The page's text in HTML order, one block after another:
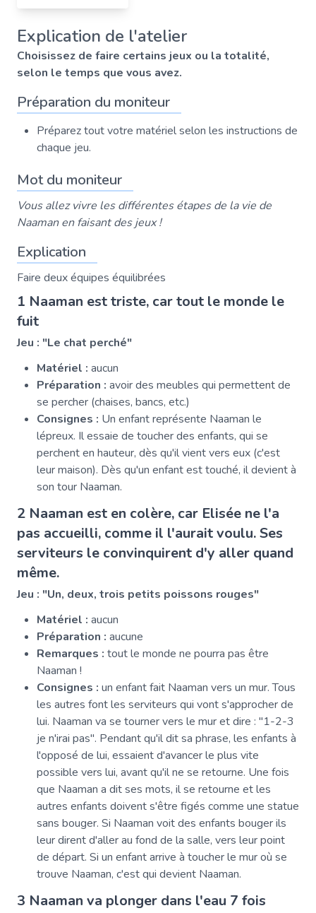
Explication de l'atelier
Choisissez de faire certains jeux ou la totalité,
selon le temps que vous avez.
Préparation du moniteur
Préparez tout votre matériel selon les instructions de
chaque jeu.
Mot du moniteur
Vous allez vivre les différentes étapes de la vie de
Naaman en faisant des jeux !
Explication
Faire deux équipes équilibrées
1 Naaman est triste, car tout le monde le
fuit
Jeu : "Le chat perché"
Matériel : aucun
Préparation : avoir des meubles qui permettent de
se percher (chaises, bancs, etc.)
Consignes : Un enfant représente Naaman le
lépreux. Il essaie de toucher des enfants, qui se
perchent en hauteur, dès qu'il vient vers eux (c'est
leur maison). Dès qu'un enfant est touché, il devient à
son tour Naaman.
2 Naaman est en colère, car Elisée ne l'a
pas accueilli, comme il l'aurait voulu. Ses
serviteurs le convinquirent d'y aller quand
même.
Jeu : "Un, deux, trois petits poissons rouges"
Matériel : aucun
Préparation : aucune
Remarques : tout le monde ne pourra pas être
Naaman !
Consignes : un enfant fait Naaman vers un mur. Tous
les autres font les serviteurs qui vont s'approcher de
lui. Naaman va se tourner vers le mur et dire : "1-2-3
je n'irai pas". Pendant qu'il dit sa phrase, les enfants à
l'opposé de lui, essaient d'avancer le plus vite
possible vers lui, avant qu'il ne se retourne. Une fois
que Naaman a dit ses mots, il se retourne et les
autres enfants doivent s'être figés comme une statue
sans bouger. Si Naaman voit des enfants bouger ils
leur dirent d'aller au fond de la salle, vers leur point
de départ. Si un enfant arrive à toucher le mur où se
trouve Naaman, c'est qui devient Naaman.
3 Naaman va plonger dans l'eau 7 fois